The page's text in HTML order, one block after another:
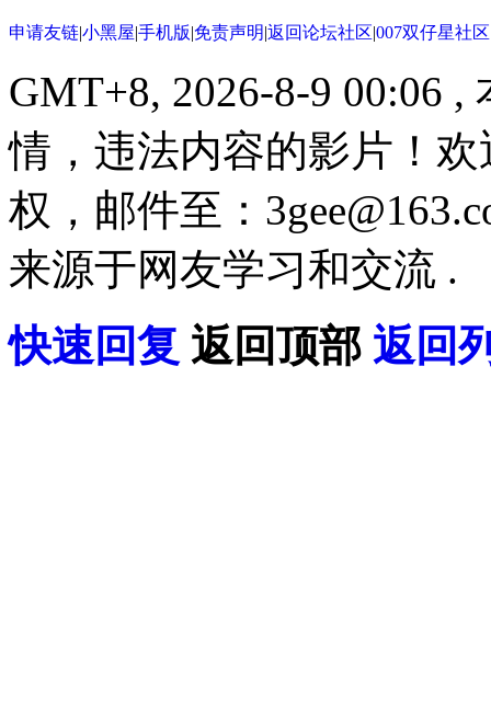
申请友链|小黑屋|手机版|免责声明|返回论坛社区|007双仔星社
GMT+8, 2026-8-9 00:06 ,
情，违法内容的影片！
权，邮件至：
来源于网友学习和交流 .
快速回复 返回顶部 返回